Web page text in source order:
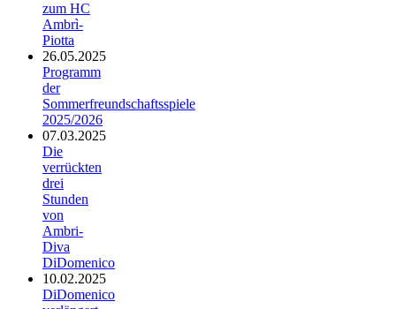
zum HC
Ambrì-
Piotta
26.05.2025
Programm
der
Sommerfreundschaftsspiele
2025/2026
07.03.2025
Die
verrückten
drei
Stunden
von
Ambri-
Diva
DiDomenico
10.02.2025
DiDomenico